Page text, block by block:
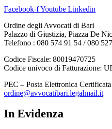
Facebook-fYoutube Linkedin
Ordine degli Avvocati di Bari
Palazzo di Giustizia, Piazza De
Telefono : 080 574 91 54 / 080
Codice Fiscale: 80019470725
Codice univoco di Fatturazione:
PEC – Posta Elettronica Certificata
ordine@avvocatibari.legalmail.it
In Evidenza